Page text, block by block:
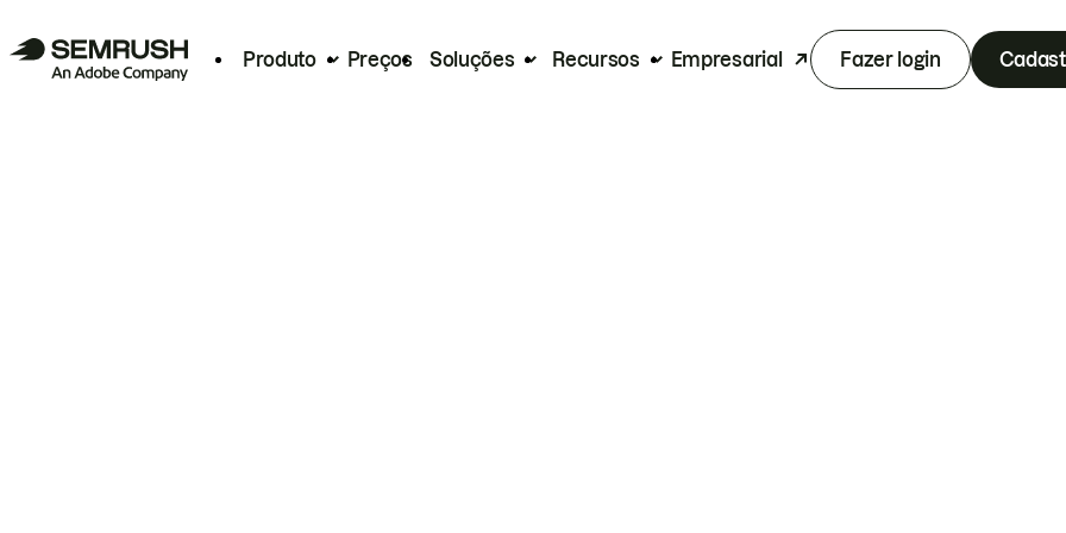
Produto Preços Soluções Recursos Empresarial Fazer login